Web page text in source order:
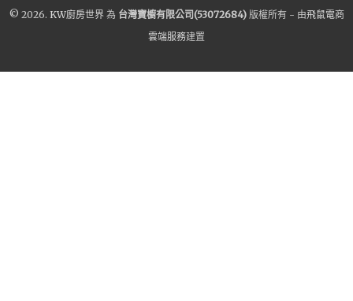
© 2026. KW廚房世界為 台灣寶櫥有限公司(53072684)版權所有 - 由飛鼠電商
雲端服務建置